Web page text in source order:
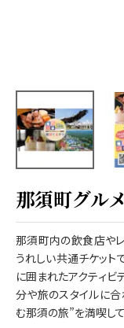
那須町グル
那須町内の飲食店や
うれしい共通チケット
に囲まれたアクティビ
分や旅のスタイルに
む那須の旅”を満喫し